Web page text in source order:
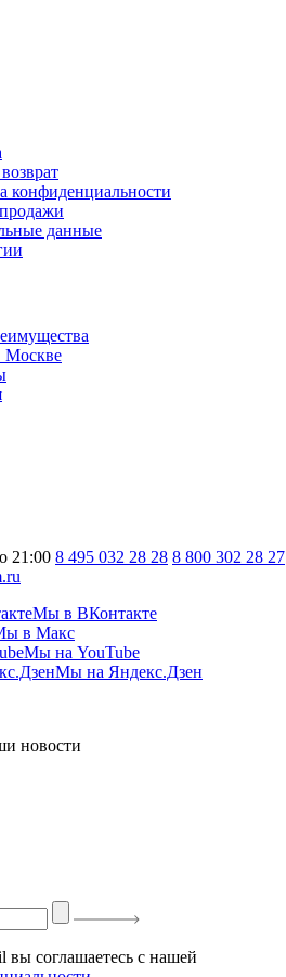
конфиденциальности
данные
Москве
21:00 8 495 032 28 28 8 800 302 28 27
Мы в ВКонтакте
в Макс
Мы на YouTube
Мы на Яндекс.Дзен
новости
вы соглашаетесь с нашей